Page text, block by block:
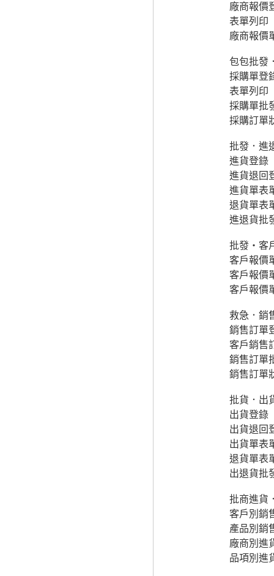
廠商報價
表單列印
廠商報價
包包批發
採購單登
表單列印
採購單批
採購訂單
批發．進
進貨登錄
進貨退回
進貨單表
退貨單表
進退貨批
批發‧客
客戶報價
客戶報價
客戶報價
救急．銷
銷售訂單
客戶銷售
銷售訂單
銷售訂單
批貨．出
出貨登錄
出貨退回
出貨單表
退貨單表
出退貨批
批商進貨
客戶別銷
產品別銷
廠商別進
品項別進